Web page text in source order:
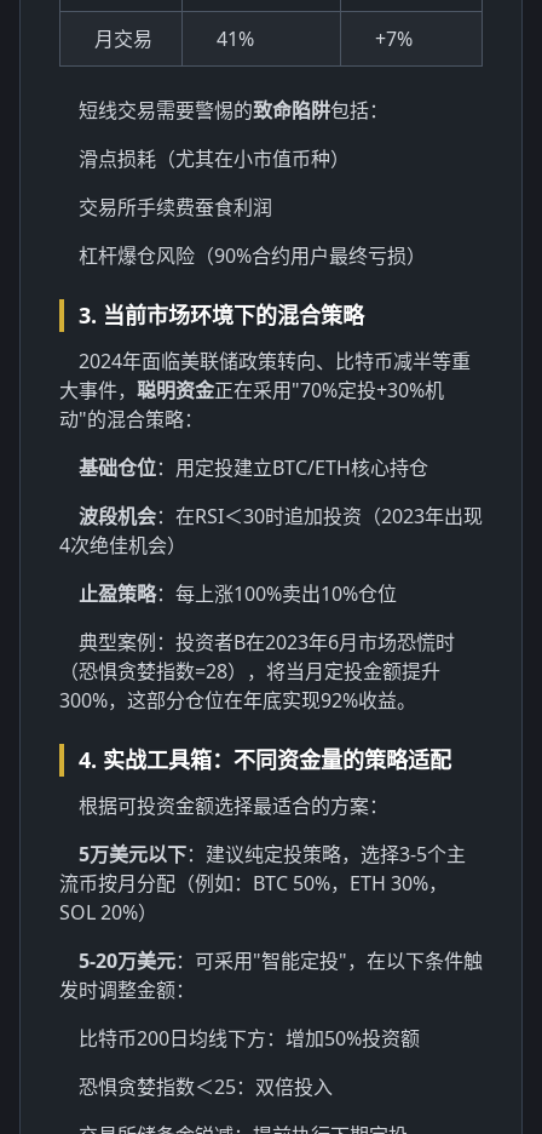
月交易 41% +7%
短线交易需要警惕的致命陷阱包括：
滑点损耗（尤其在小市值币种）
交易所手续费蚕食利润
杠杆爆仓风险（90%合约用户最终亏损）
3. 当前市场环境下的混合策略
2024年面临美联储政策转向、比特币减半等重
大事件， 聪明资金正在采用"70%定投+30%机
动"的混合策略：
基础仓位：用定投建立BTC/ETH核心持仓
波段机会：在RSI＜30时追加投资（2023年出现
4次绝佳机会）
止盈策略：每上涨100%卖出10%仓位
典型案例：投资者B在2023年6月市场恐慌时
（恐惧贪婪指数=28），将当月定投金额提升
300%，这部分仓位在年底实现92%收益。
4. 实战工具箱：不同资金量的策略适配
根据可投资金额选择最适合的方案：
5万美元以下：建议纯定投策略，选择3-5个主
流币按月分配（例如：BTC 50%，ETH 30%，
SOL 20%）
5-20万美元：可采用"智能定投"，在以下条件触
发时调整金额：
比特币200日均线下方：增加50%投资额
恐惧贪婪指数＜25：双倍投入